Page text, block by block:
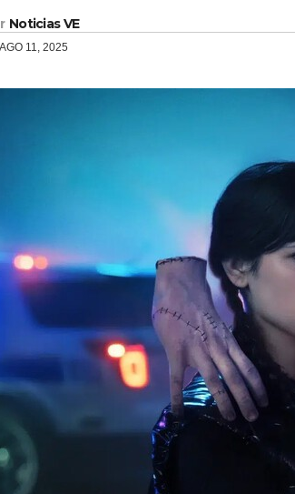
Noticias VE
AGO 11, 2025